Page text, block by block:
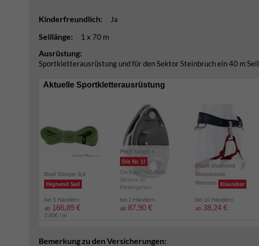
Kinderfreundlich: Ja
Seillänge: 1 x 70 m
Ausrüstung:
Sportkletterausrüstung und für den Sektor Steinbruch ein 40 m Seil
Aktuelle Sportkletterausrüstung
Beal Stinger 9,4
Highend Seil
bei 3 Händlern
ab 166,89 €
2.80€ / m
Petzl Grigri +
Die Nr. 1!
Die klare No1 beim
Sichern im
Klettergarten
bei 2 Händlern
ab 87,90 €
Black Diamond
Momentum
Harness
Klassiker
bei 10 Händlern
ab 38,24 €
Bemerkung zu den Versicherungen: